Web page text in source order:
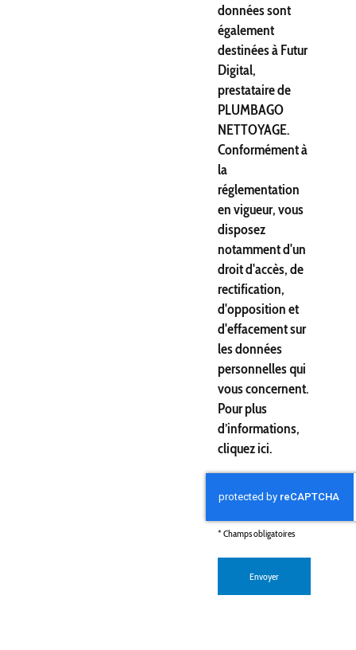
données sont
également
destinées à Futur
Digital,
prestataire de
PLUMBAGO
NETTOYAGE.
Conformément à
la
réglementation
en vigueur, vous
disposez
notamment d'un
droit d'accès, de
rectification,
d'opposition et
d'effacement sur
les données
personnelles qui
vous concernent.
Pour plus
d’informations,
cliquezici.
* Champs obligatoires